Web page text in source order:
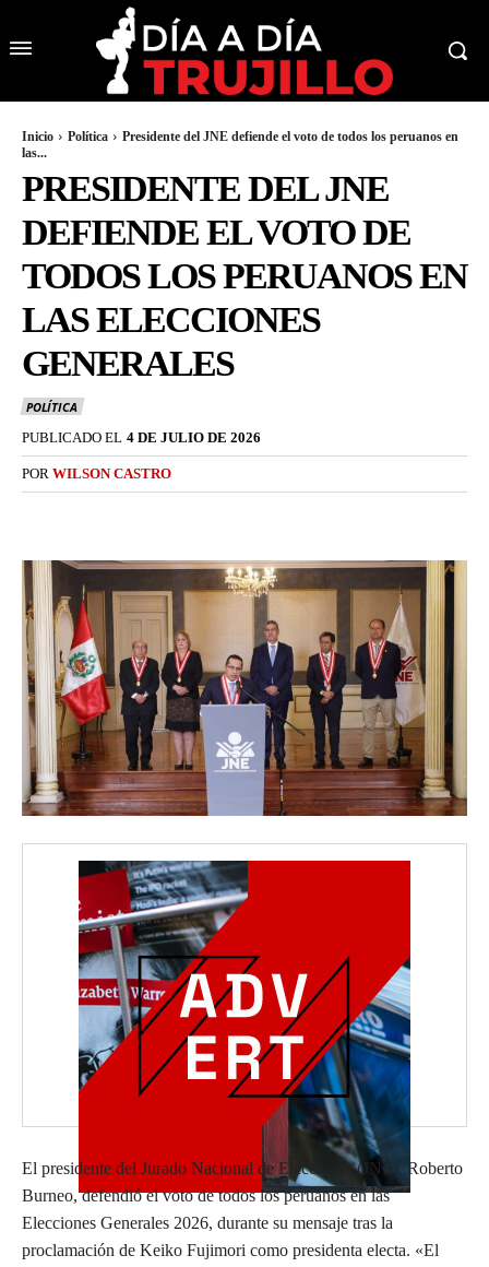
Inicio Política
Presidente del JNE defiende el voto de todos los peruanos en
las...
PRESIDENTE DEL JNE
DEFIENDE EL VOTO DE
TODOS LOS PERUANOS EN
LAS ELECCIONES
GENERALES
POLÍTICA
PUBLICADO EL 4 DE JULIO DE 2026
POR WILSON CASTRO
El presidente del Jurado Nacional de Elecciones (JNE), Roberto
Burneo, defendió el voto de todos los peruanos en las
Elecciones Generales 2026, durante su mensaje tras la
proclamación de Keiko Fujimori como presidenta electa. «El